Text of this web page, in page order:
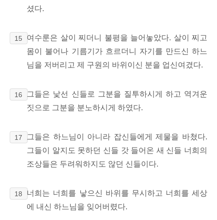
셨다.
15 여수룬은 살이 찌더니 불평을 늘어놓았다. 살이 찌고
몸이 불어나 기름기가 흐르더니 자기를 만드신 하느
님을 저버리고 제 구원의 바위이신 분을 업신여겼다.
16 그들은 낯선 신들로 그분을 질투하시게 하고 역겨운
짓으로 그분을 분노하시게 하였다.
17
그들은 하느님이 아니라 잡신들에게 제물을 바쳤다.
그들이 알지도 못하던 신들 갓 들어온 새 신들 너희의
조상들은 두려워하지도 않던 신들이다.
18
너희는 너희를 낳으신 바위를 무시하고 너희를 세상
에 내신 하느님을 잊어버렸다.